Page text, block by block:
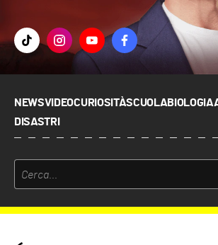
NEWSVIDEOCURIOSITÀSCUOLABIOLOGIA
DISASTRI